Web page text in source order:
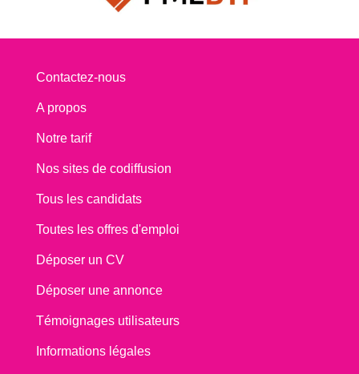
Contactez-nous
A propos
Notre tarif
Nos sites de codiffusion
Tous les candidats
Toutes les offres d'emploi
Déposer un CV
Déposer une annonce
Témoignages utilisateurs
Informations légales